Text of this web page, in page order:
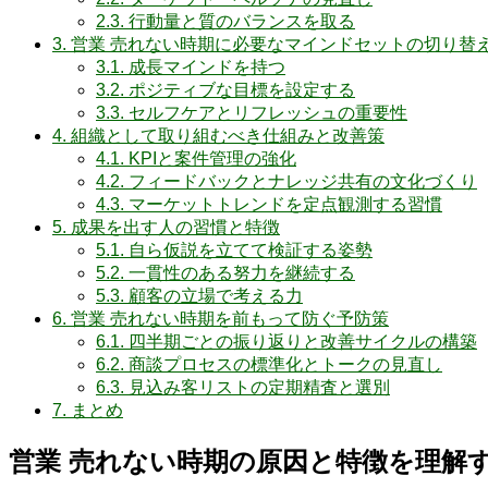
2.3. 行動量と質のバランスを取る
3. 営業 売れない時期に必要なマインドセットの切り替
3.1. 成長マインドを持つ
3.2. ポジティブな目標を設定する
3.3. セルフケアとリフレッシュの重要性
4. 組織として取り組むべき仕組みと改善策
4.1. KPIと案件管理の強化
4.2. フィードバックとナレッジ共有の文化づくり
4.3. マーケットトレンドを定点観測する習慣
5. 成果を出す人の習慣と特徴
5.1. 自ら仮説を立てて検証する姿勢
5.2. 一貫性のある努力を継続する
5.3. 顧客の立場で考える力
6. 営業 売れない時期を前もって防ぐ予防策
6.1. 四半期ごとの振り返りと改善サイクルの構築
6.2. 商談プロセスの標準化とトークの見直し
6.3. 見込み客リストの定期精査と選別
7. まとめ
営業 売れない時期の原因と特徴を理解